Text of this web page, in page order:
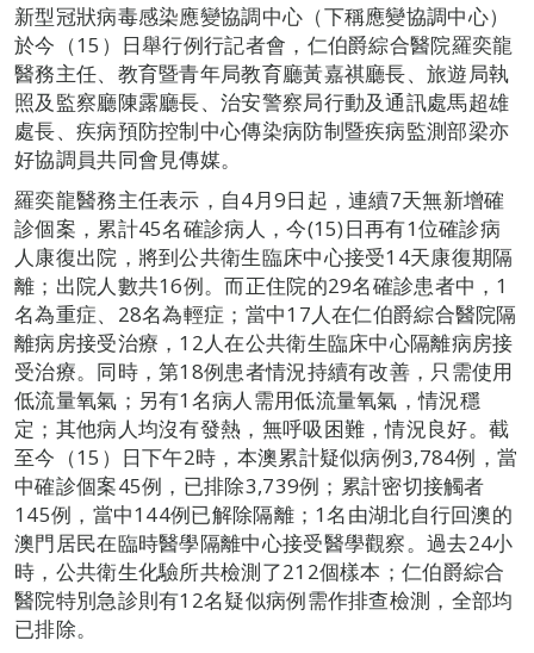
新型冠狀病毒感染應變協調中心（下稱應變協調中心）
於今（15）日舉行例行記者會，仁伯爵綜合醫院羅奕龍
醫務主任、教育暨青年局教育廳黃嘉祺廳長、旅遊局執
照及監察廳陳露廳長、治安警察局行動及通訊處馬超雄
處長、疾病預防控制中心傳染病防制暨疾病監測部梁亦
好協調員共同會見傳媒。
羅奕龍醫務主任表示，自4月9日起，連續7天無新增確
診個案，累計45名確診病人，今(15)日再有1位確診病
人康復出院，將到公共衛生臨床中心接受14天康復期隔
離；出院人數共16例。而正住院的29名確診患者中，1
名為重症、28名為輕症；當中17人在仁伯爵綜合醫院隔
離病房接受治療，12人在公共衛生臨床中心隔離病房接
受治療。同時，第18例患者情況持續有改善，只需使用
低流量氧氣；另有1名病人需用低流量氧氣，情況穩
定；其他病人均沒有發熱，無呼吸困難，情況良好。截
至今（15）日下午2時，本澳累計疑似病例3,784例，當
中確診個案45例，已排除3,739例；累計密切接觸者
145例，當中144例已解除隔離；1名由湖北自行回澳的
澳門居民在臨時醫學隔離中心接受醫學觀察。過去24小
時，公共衛生化驗所共檢測了212個樣本；仁伯爵綜合
醫院特別急診則有12名疑似病例需作排查檢測，全部均
已排除。